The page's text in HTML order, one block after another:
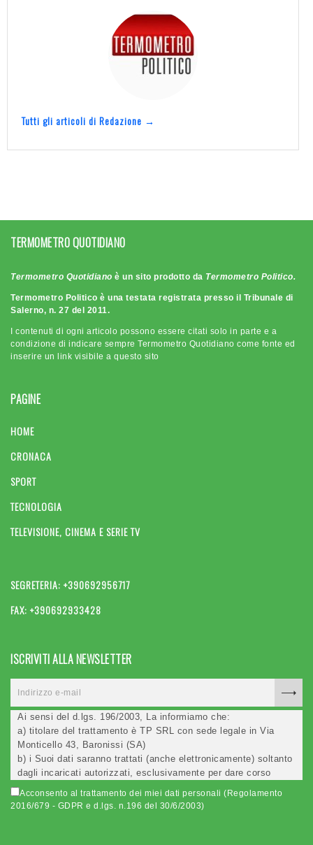
Tutti gli articoli di Redazione →
TERMOMETRO QUOTIDIANO
Termometro Quotidiano è un sito prodotto da Termometro Politico.
Termometro Politico è una testata registrata presso il Tribunale di
Salerno, n. 27 del 2011.
I contenuti di ogni articolo possono essere citati solo in parte e a
condizione di indicare sempre Termometro Quotidiano come fonte ed
inserire un link visibile a questo sito
PAGINE
HOME
CRONACA
SPORT
TECNOLOGIA
TELEVISIONE, CINEMA E SERIE TV
SEGRETERIA: +390692956717
FAX: +390692933428
ISCRIVITI ALLA NEWSLETTER
Ai sensi del d.lgs. 196/2003, La informiamo che:
a) titolare del trattamento è TP SRL con sede legale in Via
Monticello 43, Baronissi (SA)
b) i Suoi dati saranno trattati (anche elettronicamente) soltanto
dagli incaricati autorizzati, esclusivamente per dare corso
all'invio della newsletter e per l'invio (anche via email) di
informazioni relative alle iniziative del Titolare;
Acconsento al trattamento dei miei dati personali (Regolamento
2016/679 - GDPR e d.lgs. n.196 del 30/6/2003)